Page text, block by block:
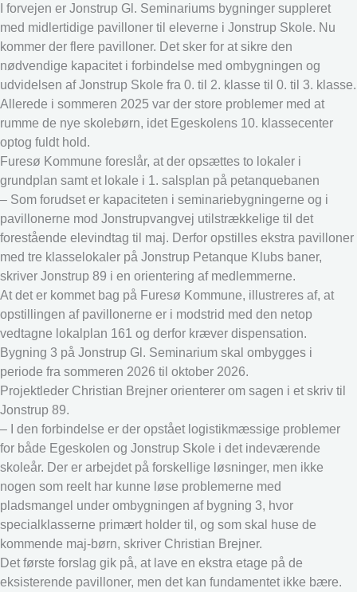
I forvejen er Jonstrup Gl. Seminariums bygninger suppleret
med midlertidige pavilloner til eleverne i Jonstrup Skole. Nu
kommer der flere pavilloner. Det sker for at sikre den
nødvendige kapacitet i forbindelse med ombygningen og
udvidelsen af Jonstrup Skole fra 0. til 2. klasse til 0. til 3. klasse.
Allerede i sommeren 2025 var der store problemer med at
rumme de nye skolebørn, idet Egeskolens 10. klassecenter
optog fuldt hold.
Furesø Kommune foreslår, at der opsættes to lokaler i
grundplan samt et lokale i 1. salsplan på petanquebanen
– Som forudset er kapaciteten i seminariebygningerne og i
pavillonerne mod Jonstrupvangvej utilstrækkelige til det
forestående elevindtag til maj. Derfor opstilles ekstra pavilloner
med tre klasselokaler på Jonstrup Petanque Klubs baner,
skriver Jonstrup 89 i en orientering af medlemmerne.
At det er kommet bag på Furesø Kommune, illustreres af, at
opstillingen af pavillonerne er i modstrid med den netop
vedtagne lokalplan 161 og derfor kræver dispensation.
Bygning 3 på Jonstrup Gl. Seminarium skal ombygges i
periode fra sommeren 2026 til oktober 2026.
Projektleder Christian Brejner orienterer om sagen i et skriv til
Jonstrup 89.
– I den forbindelse er der opstået logistikmæssige problemer
for både Egeskolen og Jonstrup Skole i det indeværende
skoleår. Der er arbejdet på forskellige løsninger, men ikke
nogen som reelt har kunne løse problemerne med
pladsmangel under ombygningen af bygning 3, hvor
specialklasserne primært holder til, og som skal huse de
kommende maj-børn, skriver Christian Brejner.
Det første forslag gik på, at lave en ekstra etage på de
eksisterende pavilloner, men det kan fundamentet ikke bære.